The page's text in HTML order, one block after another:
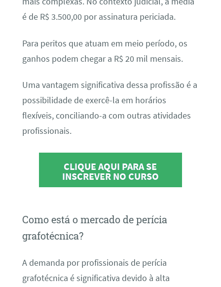
é de R$ 3.500,00 por assinatura periciada.
Para peritos que atuam em meio período, os
ganhos podem chegar a R$ 20 mil mensais.
Uma vantagem significativa dessa profissão é a
possibilidade de exercê-la em horários
flexíveis, conciliando-a com outras atividades
profissionais.
CLIQUE AQUI PARA SE
INSCREVER NO CURSO
Como está o mercado de perícia
grafotécnica?
A demanda por profissionais de perícia
grafotécnica é significativa devido à alta